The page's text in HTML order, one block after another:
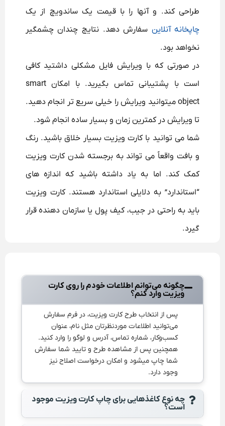
طراحی کند. و آنها را با قیمت یک ساندویچ از یک
چاپخانه آنلاین سفارش دهد. نتایج چندان چشمگیر
نخواهد بود.
در صورتی که با ویرایش فایل مشکلی داشتید کافی
است با پشتیبانی تماس بگیرید. با امکان smart
object میتوانید ویرایش را خیلی سریع تر انجام دهید.
تا ویرایش در کمترین زمان و بسیار ساده انجام شود.
شما می توانید با کارت ویزیت بسیار خلاق باشید. رنگ
و بافت واقعاً می تواند به برجسته شدن کارت ویزیت
کمک کند. اما به یاد داشته باشید که اندازه های
“استاندارد” به دلایلی استاندارد هستند. کارت ویزیت
باید به راحتی در جیب، کیف پول یا سازمان دهنده قرار
گیرد.
چگونه می‌توانم اطلاعات خودم را روی کارت
ویزیت وارد کنم؟
پس از انتخاب طرح کارت ویزیت، در فرم سفارش
می‌توانید اطلاعات موردنظرتان مثل نام، عنوان
کسب‌وکار، شماره تماس، آدرس و لوگو را وارد کنید.
همچنین پس از مشاهده طرح و تایید شما سفارش
شما چاپ میشود و امکان درخواست اصلاح نیز
وجود دارد.
چه نوع کاغذهایی برای چاپ کارت ویزیت موجود
است؟